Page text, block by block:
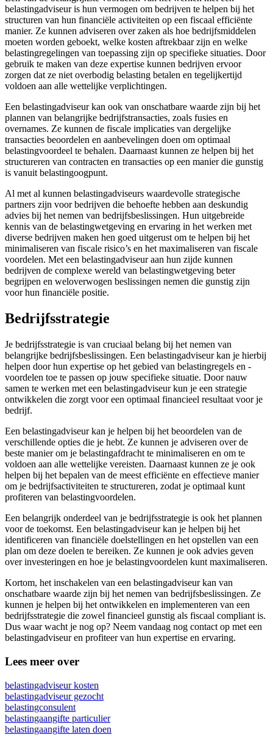
belastingadviseur is hun vermogen om bedrijven te helpen bij het
structuren van hun financiële activiteiten op een fiscaal efficiënte
manier. Ze kunnen adviseren over zaken als hoe bedrijfsmiddelen
moeten worden geboekt, welke kosten aftrekbaar zijn en welke
belastingregelingen van toepassing zijn op specifieke situaties. Door
gebruik te maken van deze expertise kunnen bedrijven ervoor
zorgen dat ze niet overbodig belasting betalen en tegelijkertijd
voldoen aan alle wettelijke verplichtingen.
Een belastingadviseur kan ook van onschatbare waarde zijn bij het
plannen van belangrijke bedrijfstransacties, zoals fusies en
overnames. Ze kunnen de fiscale implicaties van dergelijke
transacties beoordelen en aanbevelingen doen om optimaal
belastingvoordeel te behalen. Daarnaast kunnen ze helpen bij het
structureren van contracten en transacties op een manier die gunstig
is vanuit belastingoogpunt.
Al met al kunnen belastingadviseurs waardevolle strategische
partners zijn voor bedrijven die behoefte hebben aan deskundig
advies bij het nemen van bedrijfsbeslissingen. Hun uitgebreide
kennis van de belastingwetgeving en ervaring in het werken met
diverse bedrijven maken hen goed uitgerust om te helpen bij het
minimaliseren van fiscale risico’s en het maximaliseren van fiscale
voordelen. Met een belastingadviseur aan hun zijde kunnen
bedrijven de complexe wereld van belastingwetgeving beter
begrijpen en weloverwogen beslissingen nemen die gunstig zijn
voor hun financiële positie.
Bedrijfsstrategie
Je bedrijfsstrategie is van cruciaal belang bij het nemen van
belangrijke bedrijfsbeslissingen. Een belastingadviseur kan je hierbij
helpen door hun expertise op het gebied van belastingregels en -
voordelen toe te passen op jouw specifieke situatie. Door nauw
samen te werken met een belastingadviseur kun je een strategie
ontwikkelen die zorgt voor een optimaal financieel resultaat voor je
bedrijf.
Een belastingadviseur kan je helpen bij het beoordelen van de
verschillende opties die je hebt. Ze kunnen je adviseren over de
beste manier om je belastingafdracht te minimaliseren en om te
voldoen aan alle wettelijke vereisten. Daarnaast kunnen ze je ook
helpen bij het bepalen van de meest efficiënte en effectieve manier
om je bedrijfsactiviteiten te structureren, zodat je optimaal kunt
profiteren van belastingvoordelen.
Een belangrijk onderdeel van je bedrijfsstrategie is ook het plannen
voor de toekomst. Een belastingadviseur kan je helpen bij het
identificeren van financiële doelstellingen en het opstellen van een
plan om deze doelen te bereiken. Ze kunnen je ook advies geven
over investeringen en hoe je belastingvoordelen kunt maximaliseren.
Kortom, het inschakelen van een belastingadviseur kan van
onschatbare waarde zijn bij het nemen van bedrijfsbeslissingen. Ze
kunnen je helpen bij het ontwikkelen en implementeren van een
bedrijfsstrategie die zowel financieel gunstig als fiscaal compliant is.
Dus waar wacht je nog op? Neem vandaag nog contact op met een
belastingadviseur en profiteer van hun expertise en ervaring.
Lees meer over
belastingadviseur kosten
belastingadviseur gezocht
belastingconsulent
belastingaangifte particulier
belastingaangifte laten doen